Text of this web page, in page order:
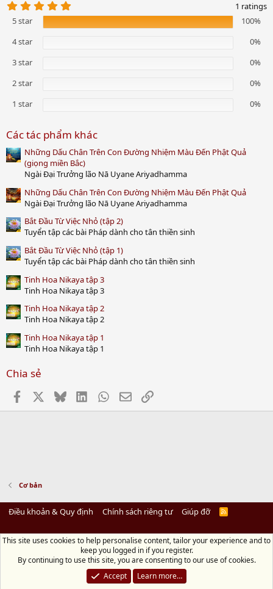
.
0
0
1 ratings
5 star
100%
4 star
0%
3 star
0%
2 star
0%
1 star
0%
Các tác phẩm khác
Những Dấu Chân Trên Con Đường Nhiệm Màu Đến Phật Quả
(giọng miền Bắc)
Ngài Đại Trưởng lão Nā Uyane Ariyadhamma
Những Dấu Chân Trên Con Đường Nhiệm Màu Đến Phật Quả
Ngài Đại Trưởng lão Nā Uyane Ariyadhamma
Bắt Đầu Từ Việc Nhỏ (tập 2)
Tuyển tập các bài Pháp dành cho tân thiền sinh
Bắt Đầu Từ Việc Nhỏ (tập 1)
Tuyển tập các bài Pháp dành cho tân thiền sinh
Tinh Hoa Nikaya tập 3
Tinh Hoa Nikaya tập 3
Tinh Hoa Nikaya tập 2
Tinh Hoa Nikaya tập 2
Tinh Hoa Nikaya tập 1
Tinh Hoa Nikaya tập 1
Chia sẻ
Facebook BlueskyLinkedInWhatsApp
EmailLink
Cơ bản
Điều khoản & Quy định Chính sách riêng tư Giúp đỡ
R
Diệu Pháp Âm
Chùa Diệu Pháp - Số 72/14 Phú Mỹ, Phú Hòa Đông, Củ Chi, TP.HCM
đồ)
Điện thoại: 028.36208438 | Email: bientap@dieuphapam.net
Chủ Nhiệm: Thích Minh Thiền
This site uses cookies to help personalise content, tailor your experience and to
keep you logged in if you register.
By continuing to use this site, you are consenting to our use of cookies.
Accept
Learn more…